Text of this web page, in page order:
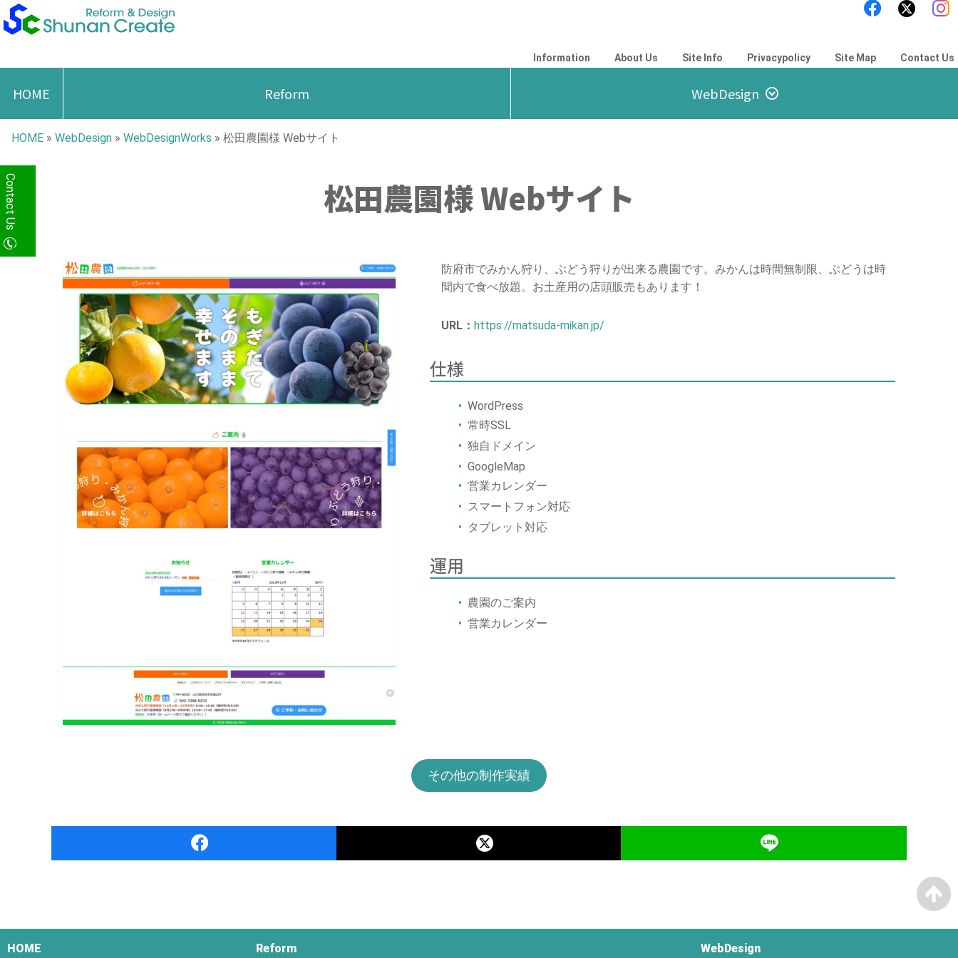
Information About Us Site Info Privacypolicy Site Map Contact Us
HOME Reform WebDesign
Contact Us
HOME » WebDesign » WebDesignWorks » 松田農園様 Webサイト
松田農園様 Webサイト
防府市でみかん狩り、ぶどう狩りが出来る農園です。みかんは時間無制限、ぶどうは時
間内で食べ放題。お土産用の店頭販売もあります！
URL： https://matsuda-mikan.jp/
仕様
WordPress
常時SSL
独自ドメイン
GoogleMap
営業カレンダー
スマートフォン対応
タブレット対応
運用
農園のご案内
営業カレンダー
その他の制作実績
HOME Reform WebDesign